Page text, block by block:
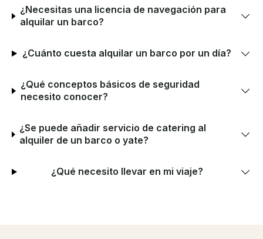
¿Necesitas una licencia de navegación para
alquilar un barco?
¿Cuánto cuesta alquilar un barco por un día?
¿Qué conceptos básicos de seguridad
necesito conocer?
¿Se puede añadir servicio de catering al
alquiler de un barco o yate?
¿Qué necesito llevar en mi viaje?